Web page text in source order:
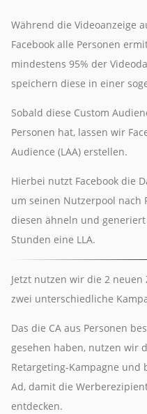
Während die Videoanzeige
Facebook alle Personen
mindestens 95% der
speichern diese in einer
Sobald diese Custom
Personen hat, lassen wir
Audience (LAA) erstellen.
Hierbei nutzt Facebook die
um seinen Nutzerpool nach
diesen ähneln und
Stunden eine LLA.
Jetzt nutzen wir die 2 neuen
zwei unterschiedliche
Das die CA aus Personen
gesehen haben, nutzen wir
Retargeting-Kampagne und
Ad, damit die
entdecken.